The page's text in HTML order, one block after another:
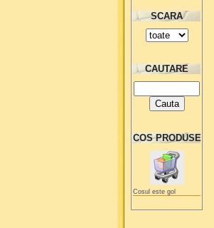
SCARA
CAUTARE
COS PRODUSE
Cosul este gol